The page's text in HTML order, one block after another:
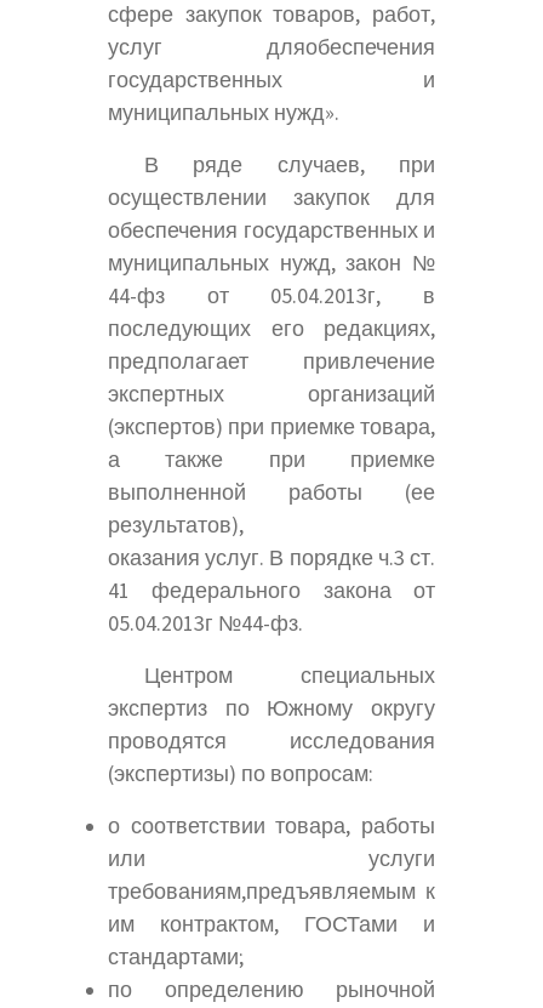
сфере закупок товаров, работ,
услуг дляобеспечения
государственных и
муниципальных нужд».
В ряде случаев, при
осуществлении закупок для
обеспечения государственных и
муниципальных нужд, закон №
44-фз от 05.04.2013г, в
последующих его редакциях,
предполагает привлечение
экспертных организаций
(экспертов) при приемке товара,
а также при приемке
выполненной работы (ее
результатов),
оказания услуг. В порядке ч.3 ст.
41 федерального закона от
05.04.2013г №44-фз.
Центром специальных
экспертиз по Южному округу
проводятся исследования
(экспертизы) по вопросам:
о соответствии товара, работы
или услуги
требованиям,предъявляемым к
им контрактом, ГОСТами и
стандартами;
по определению рыночной